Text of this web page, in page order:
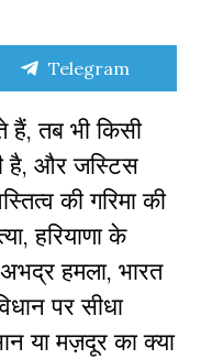
Share
Telegram
हैं, तब भी किसी
है, और जस्टिस
की गरिमा की
हरियाणा के
हमला, भारत
पर सीधा
या मज़दूर का क्या